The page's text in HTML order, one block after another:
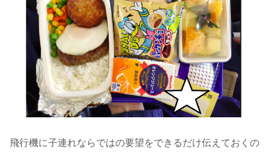
飛行機に子連れならではの要望をできるだけ伝えておくの